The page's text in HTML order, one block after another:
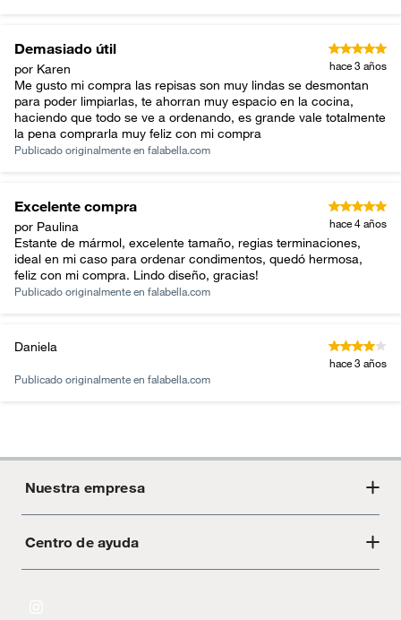
Demasiado útil
por Karen hace 3 años
Me gusto mi compra las repisas son muy lindas se desmontan
para poder limpiarlas, te ahorran muy espacio en la cocina,
haciendo que todo se ve a ordenando, es grande vale totalmente
la pena comprarla muy feliz con mi compra
Publicado originalmente en falabella.com
Excelente compra
por Paulina hace 4 años
Estante de mármol, excelente tamaño, regias terminaciones,
ideal en mi caso para ordenar condimentos, quedó hermosa,
feliz con mi compra. Lindo diseño, gracias!
Publicado originalmente en falabella.com
Daniela
hace 3 años
Publicado originalmente en falabella.com
Nuestra empresa
Acerca de Crate
Centro de ayuda